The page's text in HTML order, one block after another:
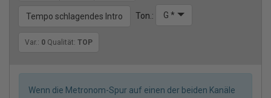
Tempo schlagendes Intro Ton.: G *
Var.: 0 Qualität: TOP
Wenn die Metronom-Spur auf einen der beiden Kanäle